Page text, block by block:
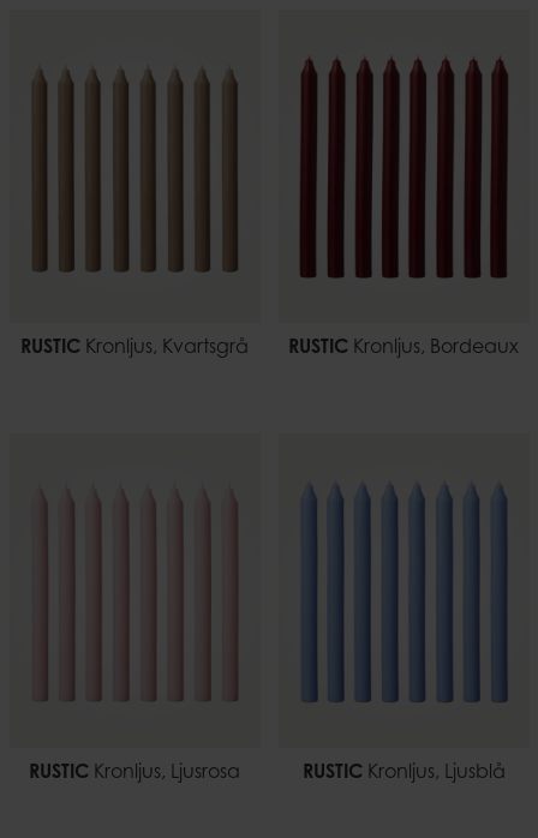
RUSTIC Kronljus, Kvartsgrå RUSTIC Kronljus, Bordeaux
RUSTIC Kronljus, Ljusrosa RUSTICKronljus, Ljusblå